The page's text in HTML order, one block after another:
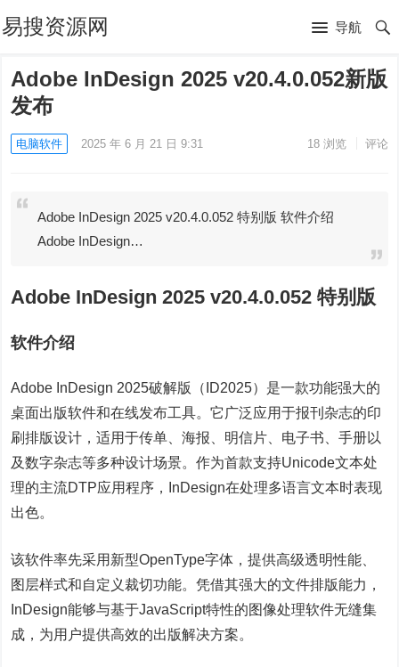
易搜资源网 导航
Adobe InDesign 2025 v20.4.0.052新版
发布
电脑软件 2025 年 6 月 21 日 9:31 18浏览 评论
Adobe InDesign 2025 v20.4.0.052 特别版 软件介绍
Adobe InDesign…
Adobe InDesign 2025 v20.4.0.052 特别版
软件介绍
Adobe InDesign 2025破解版（ID2025）是一款功能强大的
桌面出版软件和在线发布工具。它广泛应用于报刊杂志的印
刷排版设计，适用于传单、海报、明信片、电子书、手册以
及数字杂志等多种设计场景。作为首款支持Unicode文本处
理的主流DTP应用程序，InDesign在处理多语言文本时表现
出色。
该软件率先采用新型OpenType字体，提供高级透明性能、
图层样式和自定义裁切功能。凭借其强大的文件排版能力，
InDesign能够与基于JavaScript特性的图像处理软件无缝集
成，为用户提供高效的出版解决方案。